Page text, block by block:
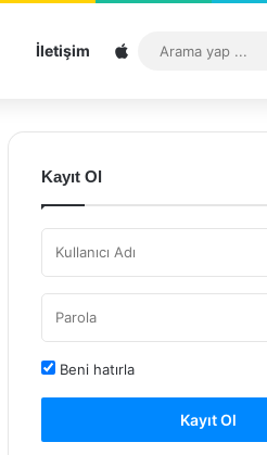
İletişim Sitemap
Kayıt Ol
Beni hatırla
Kayıt Ol